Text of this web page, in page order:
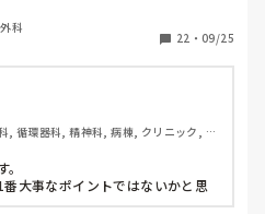
。
するインシデントを4件ほど
ができていないのでは？という
ながりを持って』ということで
月間1年目のように勉強したり
病棟勤務よりも外来とか健診セ
は？ウチの部署もスタッフが足
い。前向きに捉えて看護師は
科
22 ・ 09/25
, 循環器科, 精神科, 病棟, クリニック, リ
大事なポイントではないかと思